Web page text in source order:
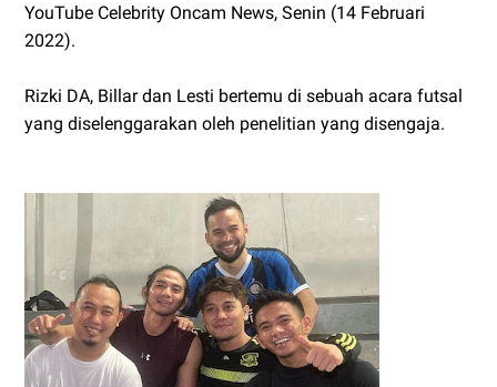
YouTube Celebrity Oncam News, Senin (14 Februari
2022).
Rizki DA, Billar dan Lesti bertemu di sebuah acara futsal
yang diselenggarakan oleh penelitian yang disengaja.